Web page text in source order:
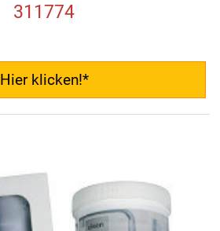
311774
Hier klicken!*